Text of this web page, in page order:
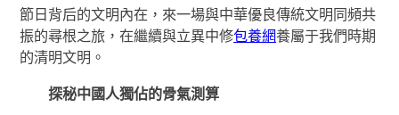
節日背后的文明內在，來一場與中華優良傳統文明同頻共
振的尋根之旅，在繼續與立異中修包養網養屬于我們時期
的清明文明。
探秘中國人獨佔的骨氣測算